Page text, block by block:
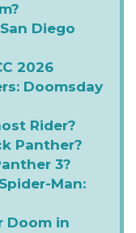
Diego
2026
Doomsday
Rider?
Panther?
3?
Man:
Doom in